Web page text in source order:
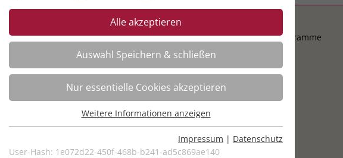
Kursempfehlungen
Beratung
Supervision
Coaching
Mediation
Organisationsentwicklung
Bildungsberatung
Moderation
Bildungsprogramme
Alle akzeptieren
Auswahl Speichern & schließen
Nur essentielle Cookies akzeptieren
Essentielle Cookies werden für grundlegende Funktionen der
Webseite benötigt. Dadurch ist gewährleistet, dass die Webseite
Weitere Informationen anzeigen
Impressum | Datenschutz
User-Hash: 1e072d22-450f-468b-b241-ad5c869ae140